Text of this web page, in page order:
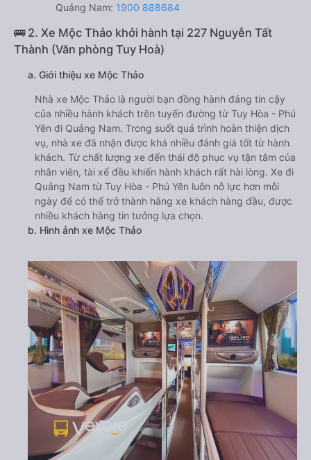
Quảng Nam: 1900 888684
🚌 2. Xe Mộc Thảo khởi hành tại 227 Nguyễn Tất
Thành (Văn phòng Tuy Hoà)
a. Giới thiệu xe Mộc Thảo
Nhà xe Mộc Thảo là người bạn đồng hành đáng tin cậy
của nhiều hành khách trên tuyến đường từ Tuy Hòa - Phú
Yên đi Quảng Nam. Trong suốt quá trình hoàn thiện dịch
vụ, nhà xe đã nhận được khá nhiều đánh giá tốt từ hành
khách. Từ chất lượng xe đến thái độ phục vụ tận tâm của
nhân viên, tài xế đều khiến hành khách rất hài lòng. Xe đi
Quảng Nam từ Tuy Hòa - Phú Yên luôn nỗ lực hơn mỗi
ngày để có thể trở thành hãng xe khách hàng đầu, được
nhiều khách hàng tin tưởng lựa chọn.
b. Hình ảnh xe Mộc Thảo